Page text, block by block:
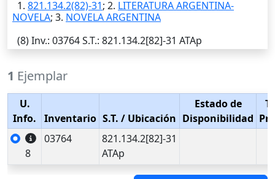
1. 821.134.2(82)-31; 2. LITERATURA ARGENTINA-
NOVELA; 3. NOVELA ARGENTINA
(8)Inv.: 03764S.T.: 821.134.2[82]-31 ATAp
1 Ejemplar
U.
Info.
Inventario S.T. / Ubicación
Estado de
Disponibilidad
8
03764
821.134.2[82]-31
ATAp